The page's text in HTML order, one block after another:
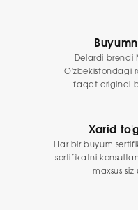
Delardi brendi
O'zbekistondagi
faqat original
Xarid
Har bir buyum
sertifikatni
maxsus